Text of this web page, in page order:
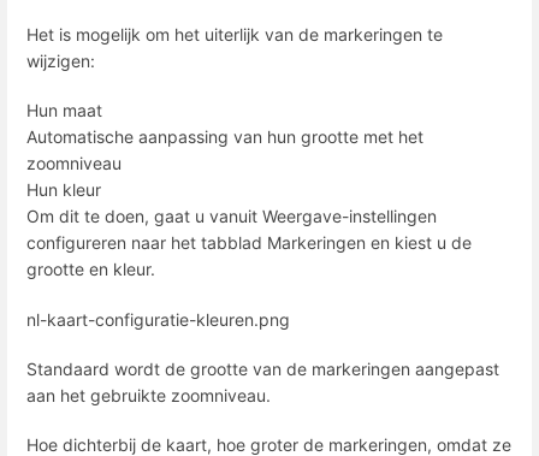
Het is mogelijk om het uiterlijk van de markeringen te
wijzigen:
Hun maat
Automatische aanpassing van hun grootte met het
zoomniveau
Hun kleur
Om dit te doen, gaat u vanuit Weergave-instellingen
configureren naar het tabblad Markeringen en kiest u de
grootte en kleur.
nl-kaart-configuratie-kleuren.png
Standaard wordt de grootte van de markeringen aangepast
aan het gebruikte zoomniveau.
Hoe dichterbij de kaart, hoe groter de markeringen, omdat ze